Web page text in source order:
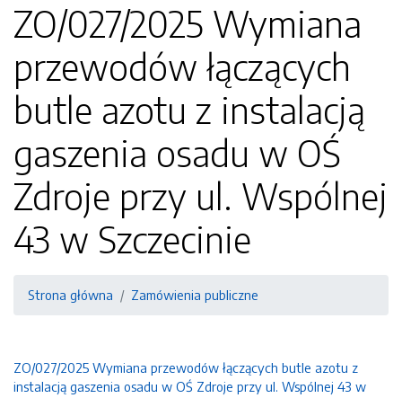
ZO/027/2025 Wymiana
przewodów łączących
butle azotu z instalacją
gaszenia osadu w OŚ
Zdroje przy ul. Wspólnej
43 w Szczecinie
Strona główna Zamówienia publiczne
ZO/027/2025 Wymiana przewodów łączących butle azotu z
instalacją gaszenia osadu w OŚ Zdroje przy ul. Wspólnej 43 w